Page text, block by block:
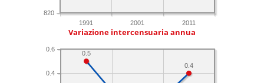
1991 2001 2011
820
Variazione intercensuaria annua
0.4
0.6
0.4
0.5